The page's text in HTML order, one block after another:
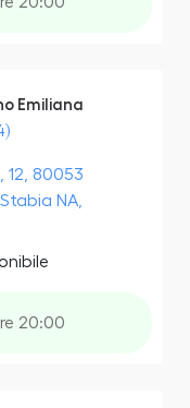
Emiliana
12, 80053
NA,
20:00